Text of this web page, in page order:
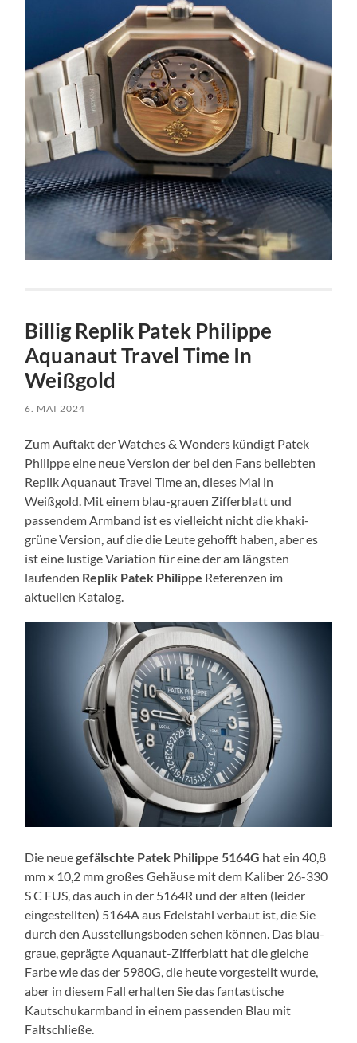
Billig Replik Patek Philippe
Aquanaut Travel Time In
Weißgold
6. MAI 2024
Zum Auftakt der Watches & Wonders kündigt Patek
Philippe eine neue Version der bei den Fans beliebten
Replik Aquanaut Travel Time an, dieses Mal in
Weißgold. Mit einem blau-grauen Zifferblatt und
passendem Armband ist es vielleicht nicht die khaki-
grüne Version, auf die die Leute gehofft haben, aber es
ist eine lustige Variation für eine der am längsten
laufenden Replik Patek Philippe Referenzen im
aktuellen Katalog.
Die neuegefälschte Patek Philippe 5164G hat ein 40,8
mm x 10,2 mm großes Gehäuse mit dem Kaliber 26-330
S C FUS, das auch in der 5164R und der alten (leider
eingestellten) 5164A aus Edelstahl verbaut ist, die Sie
durch den Ausstellungsboden sehen können. Das blau-
graue, geprägte Aquanaut-Zifferblatt hat die gleiche
Farbe wie das der 5980G, die heute vorgestellt wurde,
aber in diesem Fall erhalten Sie das fantastische
Kautschukarmband in einem passenden Blau mit
Faltschließe.